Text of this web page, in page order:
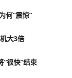
何“震惊”
大3倍
“很快”结束